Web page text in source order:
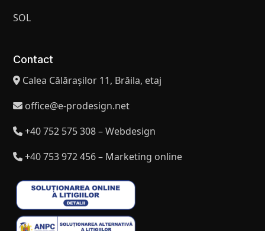
SOL
Contact
Calea Călărașilor 11, Brăila, etaj
office@e-prodesign.net
+40 752 575 308 – Webdesign
+40 753 972 456 – Marketing online